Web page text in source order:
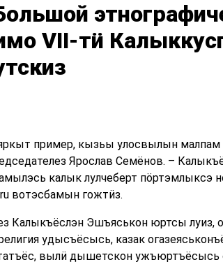
VII-тӥ
пример, кызьы улосвылын
Ярослав Семёнов. –
калык лулчеберт пӧртэмлыксэ
вотэсбамын гожтӥз.
Калыкъёслэн Эшъяськон юртсы луиз,
удысъёсысь, казак
вылӥ дышетскон ужъюртъёсысь